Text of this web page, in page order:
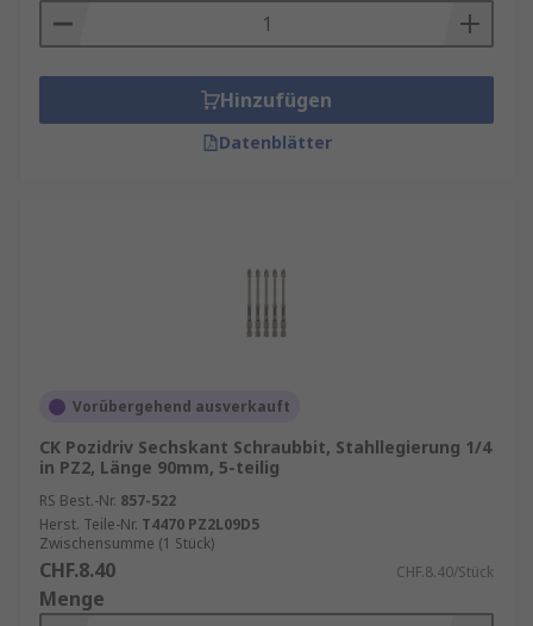
Hinzufügen
Datenblätter
Vorübergehend ausverkauft
CK Pozidriv Sechskant Schraubbit, Stahllegierung 1/4
in PZ2, Länge 90mm, 5-teilig
RS Best.-Nr. 857-522
Herst. Teile-Nr. T4470 PZ2L09D5
Zwischensumme (1 Stück)
CHF.8.40 CHF.8.40/Stück
Menge